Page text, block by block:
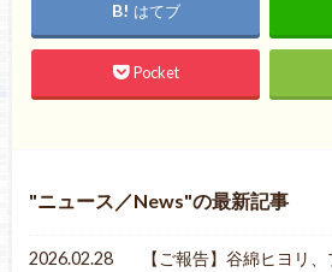
はてブ
Pocket
ニュース／News の最新記事
2026.02.28
【ご報告】谷綿ヒヨリ